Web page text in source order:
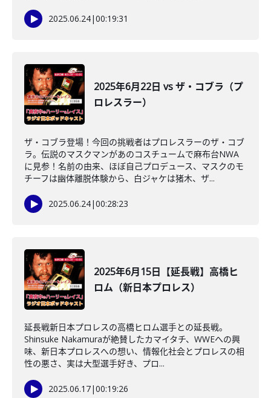
2025.06.24|00:19:31
2025年6月22日 vs ザ・コブラ（プ
ロレスラー）
ザ・コブラ登場！今回の挑戦者はプロレスラーのザ・コブ
ラ。伝説のマスクマンがあのコスチュームで麻布台NWA
に見参！名前の由来、ほぼ自己プロデュース、マスクのモ
チーフは幽体離脱体験から、白ジャケは猪木、ザ...
2025.06.24|00:28:23
2025年6月15日【延長戦】高橋ヒ
ロム（新日本プロレス）
延長戦新日本プロレスの高橋ヒロム選手との延長戦。
Shinsuke Nakamuraが絶賛したカマイタチ、WWEへの興
味、新日本プロレスへの想い、情報化社会とプロレスの相
性の悪さ、実は大型選手好き、プロ...
2025.06.17|00:19:26